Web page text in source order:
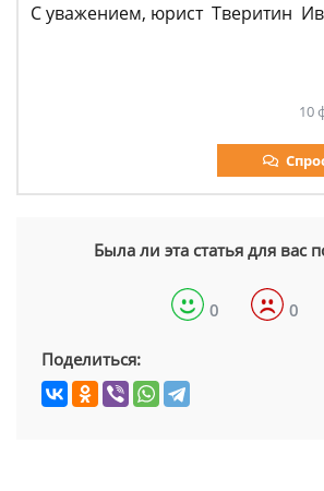
С уважением, юрист Тверитин
10
Была ли эта статья для вас
0 0
Поделиться: